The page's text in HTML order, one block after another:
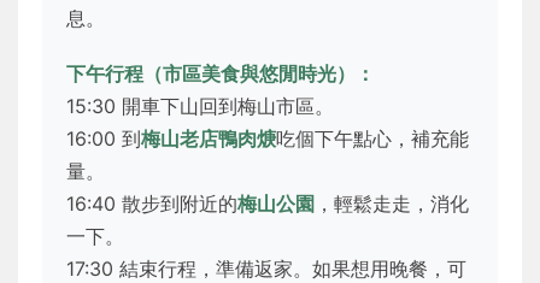
息。
下午行程（市區美食與悠閒時光）：
15:30 開車下山回到梅山市區。
16:00 到梅山老店鴨肉焿吃個下午點心，補充能
量。
16:40 散步到附近的梅山公園 ，輕鬆走走，消化
一下。
17:30 結束行程，準備返家。如果想用晚餐，可